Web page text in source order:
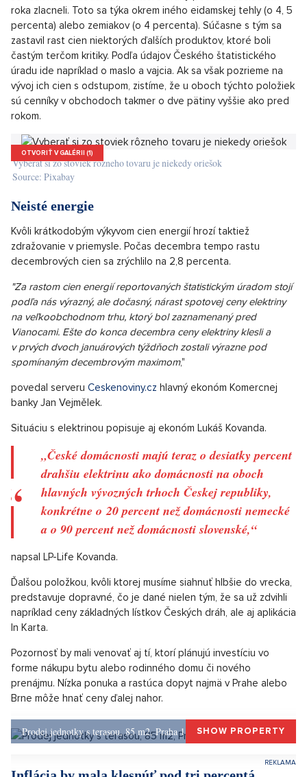
Luxusní byt na prodej s terasou a výhledem, Praha 1SHOW PROPERTY
„Vývoj cien v potravinárskom priemysle
podporuje očakávania, že v nasledujúcich
mesiacoch bude pokračovať medziročný nárast
cien potravín pre konečných spotrebiteľov,“
uviedol v tej súvislosti pre LP-Life analytik Generali
Investments CEE Radomír Jáč.
Je však nutné dodat, že niektoré druhy potravín začiatkom
percenta) alebo zemiakov (o 4 percenta). Súčasne s tým sa
častým terčom kritiky. Podľa údajov Českého štatistického
úradu ide napríklad o maslo a vajcia. Ak sa však pozrieme na
vývoj ich cien s odstupom, zistíme, že u oboch týchto položiek
sú cenníky v obchodoch takmer o dve pätiny vyššie ako pred
rokom.
OTVORIŤ V GALÉRII (1)
Vyberať si zo stoviek rôzneho tovaru je niekedy oriešok
Source: Pixabay
Neisté energie
Kvôli krátkodobým výkyvom cien energií hrozí taktiež
zdražovanie v priemysle. Počas decembra tempo rastu
"Za rastom cien energií reportovaných štatistickým úradom stojí
podľa nás výrazný, ale dočasný, nárast spotovej ceny elektriny
na veľkoobchodnom trhu, ktorý bol zaznamenaný pred
Vianocami. Ešte do konca decembra ceny elektriny klesli a
v prvých dvoch januárových týždňoch zostali výrazne pod
spomínaným decembrovým maximom
povedal serveru
banky Jan Vejmělek.
Situáciu s elektrinou popisuje aj ekonóm Lukáš Kovanda.
„
drahšiu elektrinu ako domácnosti na oboch
hlavných vývozných trhoch Českej republiky,
konkrétne o 20 percent než domácnosti nemecké
a o 90 percent než domácnosti slovenské,“
napsal LP-Life Kovanda.
Ďalšou položkou, kvôli ktorej musíme siahnuť hlbšie do vrecka,